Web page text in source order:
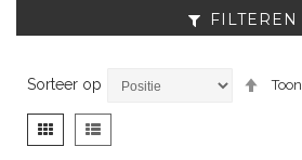
FILTEREN
Sorteer op
Van
Toon
Tonen
als
Foto-
tabel
Lijst